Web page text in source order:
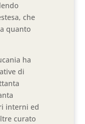
che
quanto
ha
di
interni ed
curato